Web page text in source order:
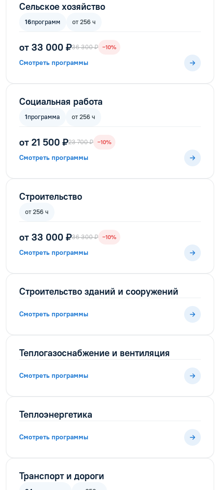
Сельское хозяйство
16программ от 256 ч
от 33 000 ₽36 300 ₽ −10%
Смотреть программы
Социальная работа
1программа от 256 ч
от 21 500 ₽23 700 ₽ −10%
Смотреть программы
Строительство
от 256 ч
от 33 000 ₽36 300 ₽ −10%
Смотреть программы
Строительство зданий и сооружений
Смотреть программы
Теплогазоснабжение и вентиляция
Смотреть программы
Теплоэнергетика
Смотреть программы
Транспорт и дороги